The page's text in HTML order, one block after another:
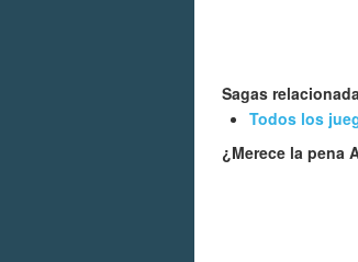
Sagas
Todos los
¿Merece la pena